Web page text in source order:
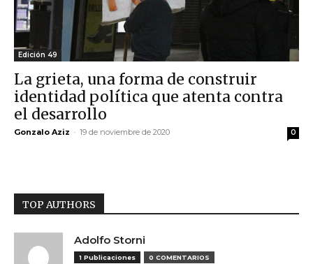
Edición 49
La grieta, una forma de construir
identidad política que atenta contra
el desarrollo
Gonzalo Aziz - 19 de noviembre de 2020 0
TOP AUTHORS
Adolfo Storni
1 Publicaciones 0 COMENTARIOS